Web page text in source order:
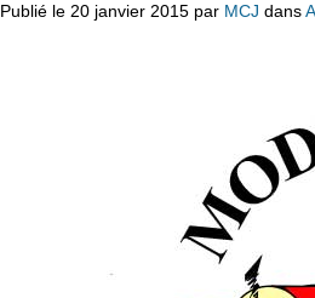
Publié le 20 janvier 2015 par MCJ dans